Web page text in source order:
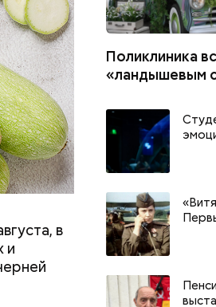
в
и
Поликлиника
«ландышевым